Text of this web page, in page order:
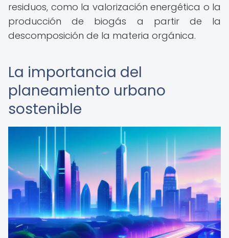
residuos, como la valorización energética o la
producción de biogás a partir de la
descomposición de la materia orgánica.
La importancia del
planeamiento urbano
sostenible